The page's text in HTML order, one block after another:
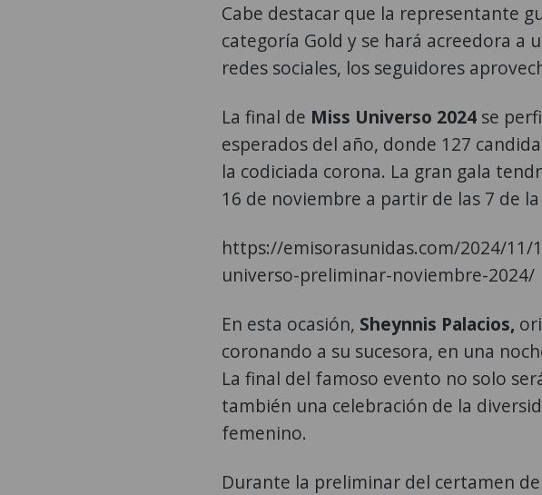
Cabe destacar que la representante
categoría Gold y se hará acreedora a
redes sociales, los seguidores
La final de Miss Universo 2024 se
esperados del año, donde 127
la codiciada corona. La gran gala
16 de noviembre a partir de las 7 de
https://emisorasunidas.com/2024/
universo-preliminar-noviembre-2024/
En esta ocasión, Sheynnis Palacios,
coronando a su sucesora, en una
La final del famoso evento no solo
también una celebración de la
femenino.
Durante la preliminar del certamen